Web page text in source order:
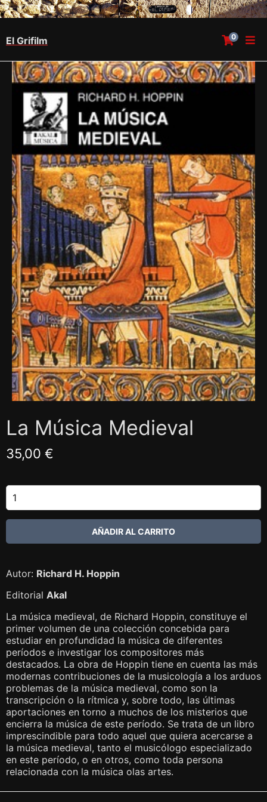
El Grifilm 0
La Música Medieval
35,00 €
Autor: Richard H. Hoppin
Editorial Akal
La música medieval, de Richard Hoppin, constituye el
primer volumen de una colección concebida para
estudiar en profundidad la música de diferentes
períodos e investigar los compositores más
destacados. La obra de Hoppin tiene en cuenta las más
modernas contribuciones de la musicología a los arduos
problemas de la música medieval, como son la
transcripción o la rítmica y, sobre todo, las últimas
aportaciones en torno a muchos de los misterios que
encierra la música de este período. Se trata de un libro
imprescindible para todo aquel que quiera acercarse a
la música medieval, tanto el musicólogo especializado
en este período, o en otros, como toda persona
relacionada con la música olas artes.